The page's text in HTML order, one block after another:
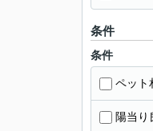
条件
条件
ペット
陽当り